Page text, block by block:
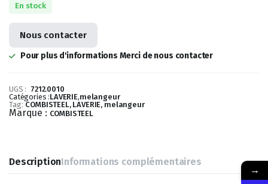
En stock
Nous contacter
Pour plus d'informations Merci de nous contacter
UGS : 7212.0010
Catégories :LAVERIE,melangeur
Tag: COMBISTEEL, LAVERIE, melangeur
Marque : COMBISTEEL
DescriptionInformations complémentaires
→